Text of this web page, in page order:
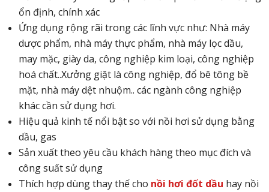
ổn định, chính xác
Ứng dụng rộng rãi trong các lĩnh vực như: Nhà máy
dược phẩm, nhà máy thực phẩm, nhà máy lọc dầu,
may mặc, giày da, công nghiệp kim loại, công nghiệp
hoá chất..Xưởng giặt là công nghiệp, đổ bê tông bề
mặt, nhà máy dệt nhuộm.. các ngành công nghiệp
khác cần sử dụng hơi.
Hiệu quả kinh tế nổi bật so với nồi hơi sử dụng bằng
dầu, gas
Sản xuất theo yêu cầu khách hàng theo mục đích và
công suất sử dụng
Thích hợp dùng thay thế cho nồi hơi đốt dầu hay nồi